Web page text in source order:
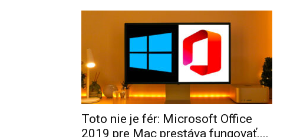
Toto nie je fér: Microsoft Office
2019 pre Mac prestáva fungovať....